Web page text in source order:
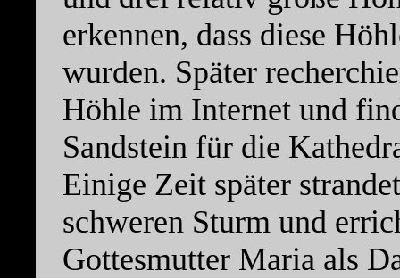
erkennen, dass diese
wurden. Später
Höhle im Internet und
Sandstein für die
Einige Zeit später
schweren Sturm und
Gottesmutter Maria als